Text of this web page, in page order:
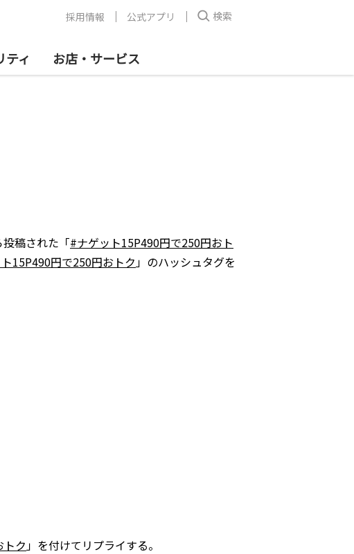
ティ お店・サービス
採用情報 公式アプリ 検索
稿された「#ナゲット15P490円で250円おト
15P490円で250円おトク」のハッシュタグを
ク」を付けてリプライする。